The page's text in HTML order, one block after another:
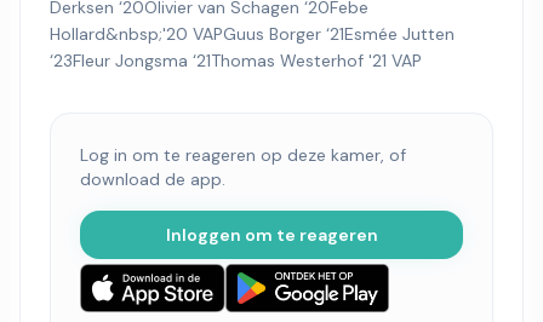
Derksen ‘20Olivier van Schagen ‘20Febe
Hollard&nbsp;'20 VAPGuus Borger ‘21Esmée Jutten
‘23Fleur Jongsma ‘21Thomas Westerhof '21 VAP
Log in om te reageren op deze kamer, of
download de app.
Inloggen om te reageren